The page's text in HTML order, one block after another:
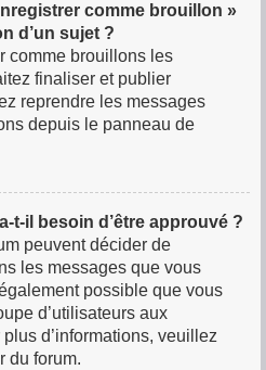
comme brouillon »
d’un sujet ?
comme brouillons les
finaliser et publier
reprendre les messages
depuis le panneau de
t-il besoin d’être approuvé ?
peuvent décider de
les messages que vous
possible que vous
d’utilisateurs aux
d’informations, veuillez
du forum.